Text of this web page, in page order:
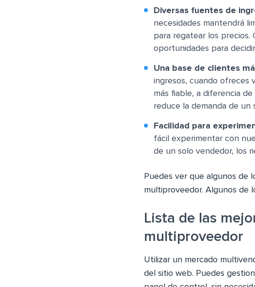
Diversas fuentes de
necesidades mantendrá
para regatear los precios.
oportunidades para
Una base de clientes
ingresos, cuando ofreces
más fiable, a diferencia
reduce la demanda de un
Facilidad para
fácil experimentar con
de un solo vendedor, los
Puedes ver que algunos de
multiproveedor. Algunos de
Lista de las
multiproveedor
Utilizar un mercado
del sitio web. Puedes